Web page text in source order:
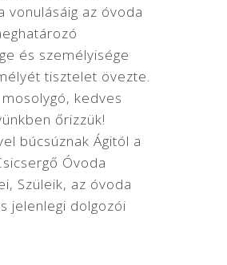
vonulásáig az óvoda
és személyisége
tisztelet övezte.
kedves
őrizzük!
búcsúznak Ágitól a
Óvoda
Szüleik, az óvoda
jelenlegi dolgozói